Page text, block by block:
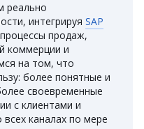
реально
интегрируя SAP
продаж,
коммерции и
на том, что
более понятные и
своевременные
с клиентами и
каналах по мере